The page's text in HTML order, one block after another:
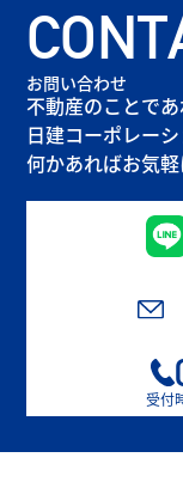
お問い合わせ
不動産のことであ
日建コーポレーシ
何かあればお気軽
受付